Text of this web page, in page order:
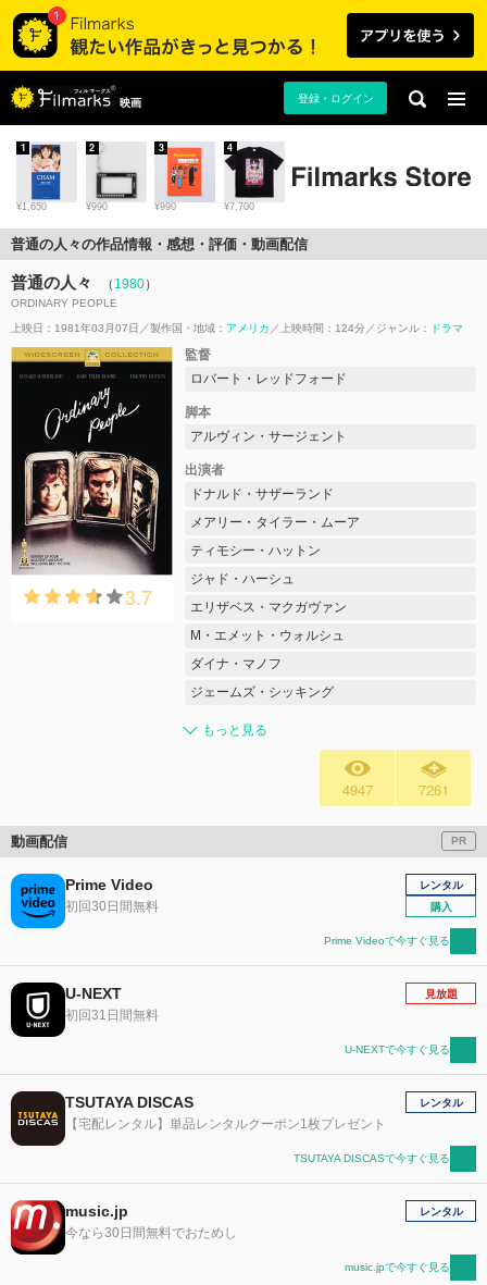
映画 登録・ログイン
¥1,650
1
¥990
2
¥990
3
¥7,700
4
普通の人々の作品情報・感想・評価・動画配信
普通の人々 （ 1980）
ORDINARY PEOPLE
上映日：1981年03月07日 製作国・地域： アメリカ 上映時間：124分 ジャンル： ドラマ
3.7
監督
ロバート・レッドフォード
脚本
アルヴィン・サージェント
出演者
ドナルド・サザーランド
メアリー・タイラー・ムーア
ティモシー・ハットン
ジャド・ハーシュ
エリザベス・マクガヴァン
M・エメット・ウォルシュ
ダイナ・マノフ
ジェームズ・シッキング
もっと見る
4947 7261
動画配信 PR
Prime Video
初回30日間無料
レンタル
購入
Prime Videoで今すぐ見る
U-NEXT
初回31日間無料
見放題
U-NEXTで今すぐ見る
TSUTAYA DISCAS
【宅配レンタル】単品レンタルクーポン1枚プレゼント
レンタル
TSUTAYA DISCASで今すぐ見る
music.jp
今なら30日間無料でおためし
レンタル
music.jpで今すぐ見る